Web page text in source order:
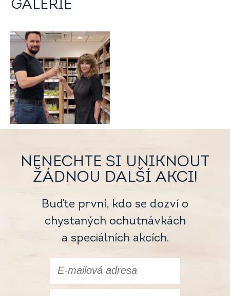
GALERIE
NENECHTE SI UNIKNOUT
ŽÁDNOU DALŠÍ AKCI!
Buďte první, kdo se dozví o
chystaných ochutnávkách
a speciálních akcích.